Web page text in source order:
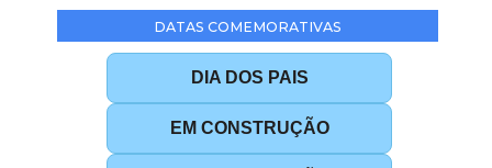
DATAS COMEMORATIVAS
DIA DOS PAIS
EM CONSTRUÇÃO